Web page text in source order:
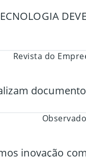
inovação